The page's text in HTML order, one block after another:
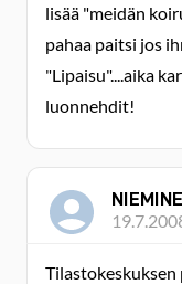
lisää "meidän
pahaa paitsi jos
"Lipaisu"....aika
luonnehdit!
Tilastokeskuksen